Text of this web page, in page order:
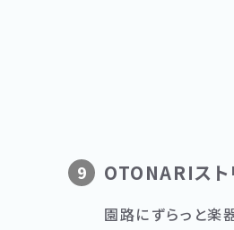
9 OTONARIスト
園路にずらっと楽